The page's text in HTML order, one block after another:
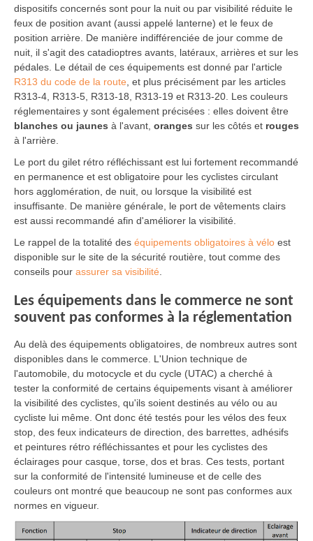
dispositifs concernés sont pour la nuit ou par visibilité réduite le
feux de position avant (aussi appelé lanterne) et le feux de
position arrière. De manière indifférenciée de jour comme de
nuit, il s'agit des catadioptres avants, latéraux, arrières et sur les
pédales. Le détail de ces équipements est donné par l'article
R313 du code de la route , et plus précisément par les articles
R313-4, R313-5, R313-18, R313-19 et R313-20. Les couleurs
réglementaires y sont également précisées : elles doivent être
blanches ou jaunes à l'avant, oranges sur les côtés et rouges
à l'arrière.
Le port du gilet rétro réfléchissant est lui fortement recommandé
en permanence et est obligatoire pour les cyclistes circulant
hors agglomération, de nuit, ou lorsque la visibilité est
insuffisante. De manière générale, le port de vêtements clairs
est aussi recommandé afin d'améliorer la visibilité.
Le rappel de la totalité des équipements obligatoires à vélo est
disponible sur le site de la sécurité routière, tout comme des
conseils pour assurer sa visibilité
Les équipements dans le commerce ne sont
souvent pas conformes à la réglementation
Au delà des équipements obligatoires, de nombreux autres sont
disponibles dans le commerce. L'Union technique de
l'automobile, du motocycle et du cycle (UTAC) a cherché à
tester la conformité de certains équipements visant à améliorer
la visibilité des cyclistes, qu'ils soient destinés au vélo ou au
cycliste lui même. Ont donc été testés pour les vélos des feux
stop, des feux indicateurs de direction, des barrettes, adhésifs
et peintures rétro réfléchissantes et pour les cyclistes des
éclairages pour casque, torse, dos et bras. Ces tests, portant
sur la conformité de l'intensité lumineuse et de celle des
couleurs ont montré que beaucoup ne sont pas conformes aux
normes en vigueur.